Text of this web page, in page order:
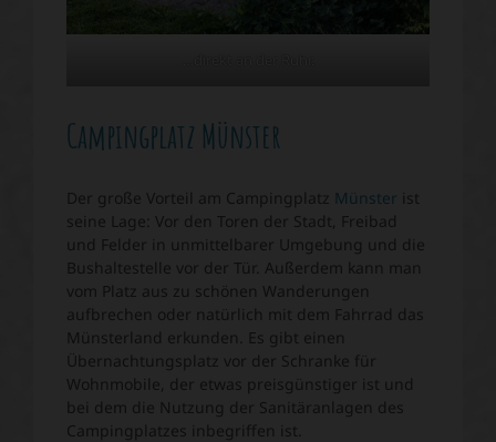
Campingplatz Münster
Der große Vorteil am Campingplatz Münster ist
seine Lage: Vor den Toren der Stadt, Freibad
und Felder in unmittelbarer Umgebung und die
Bushaltestelle vor der Tür. Außerdem kann man
vom Platz aus zu schönen Wanderungen
aufbrechen oder natürlich mit dem Fahrrad das
Münsterland erkunden. Es gibt einen
Übernachtungsplatz vor der Schranke für
Wohnmobile, der etwas preisgünstiger ist und
bei dem die Nutzung der Sanitäranlagen des
Campingplatzes inbegriffen ist.